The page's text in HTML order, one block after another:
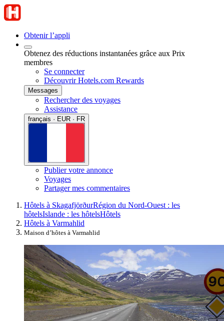
Obtenir l’appli
Obtenez des réductions instantanées grâce aux Prix
membres
Se connecter
Découvrir Hotels.com Rewards
Messages
Rechercher des voyages
Assistance
français · EUR · FR
Publier votre annonce
Voyages
Partager mes commentaires
Hôtels à SkagafjörðurRégion du Nord-Ouest : les
hôtelsIslande : les hôtelsHôtels
Hôtels à Varmahlid
Maison d’hôtes à Varmahlid